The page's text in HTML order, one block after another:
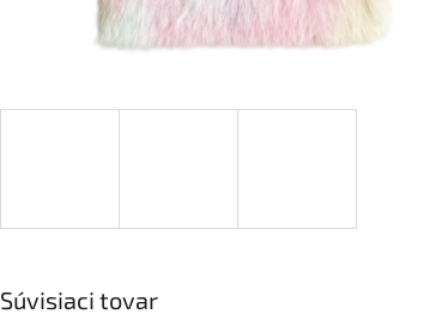
Súvisiaci tovar